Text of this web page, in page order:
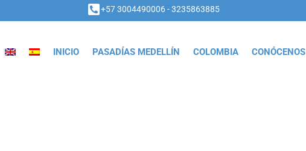
+57 3004490006 - 3235863885
INICIO PASADÍAS MEDELLÍN COLOMBIA CONÓCENOS